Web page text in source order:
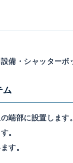
備・シャッターボ
ム
端部に設置します
。
す。